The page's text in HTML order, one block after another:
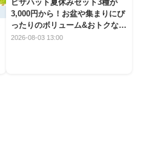
ピザハット夏休みセット3種が
3,000円から！お盆や集まりにぴ
ったりのボリューム&おトクな期
間限定メニュー
2026-08-03 13:00